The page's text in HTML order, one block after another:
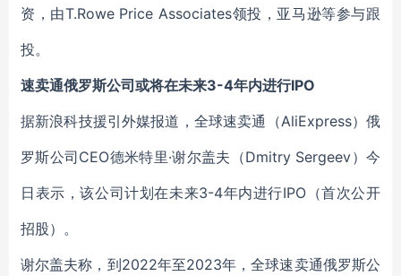
资，由T.Rowe Price Associates领投，亚马逊等参与跟
投。
速卖通俄罗斯公司或将在未来3-4年内进行IPO
据新浪科技援引外媒报道，全球速卖通（AliExpress）俄
罗斯公司CEO德米特里·谢尔盖夫（Dmitry Sergeev）今
日表示，该公司计划在未来3-4年内进行IPO（首次公开
招股）。
谢尔盖夫称，到2022年至2023年，全球速卖通俄罗斯公